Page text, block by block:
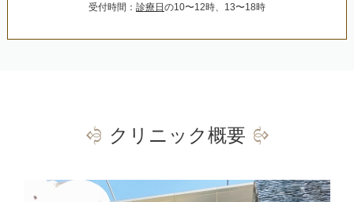
受付時間： 診療日 の10〜12時、13〜18時
クリニック概要